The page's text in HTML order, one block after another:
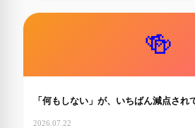
🍻
「何もしない」が、いちばん減点され
2026.07.22